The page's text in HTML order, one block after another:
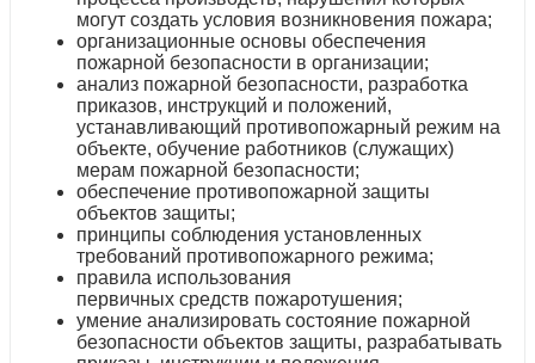
могут создать условия возникновения пожара;
организационные основы обеспечения
пожарной безопасности в организации;
анализ пожарной безопасности, разработка
приказов, инструкций и положений,
устанавливающий противопожарный режим на
объекте, обучение работников (служащих)
мерам пожарной безопасности;
обеспечение противопожарной защиты
объектов защиты;
принципы соблюдения установленных
требований противопожарного режима;
правила использования
первичных средств пожаротушения;
умение анализировать состояние пожарной
безопасности объектов защиты, разрабатывать